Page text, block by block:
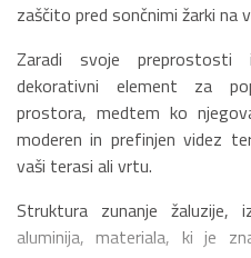
zaščito pred sončnimi žarki na
Zaradi svoje preprostosti
dekorativni element za
prostora, medtem ko
moderen in prefinjen videz
vaši terasi ali vrtu.
Struktura zunanje žaluzije,
aluminija, materiala, ki je